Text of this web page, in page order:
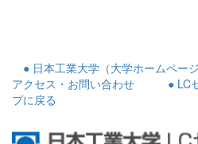
● 日本工業大学（大学ホームページ
アクセス・お問い合わせ
● LC
プに戻る